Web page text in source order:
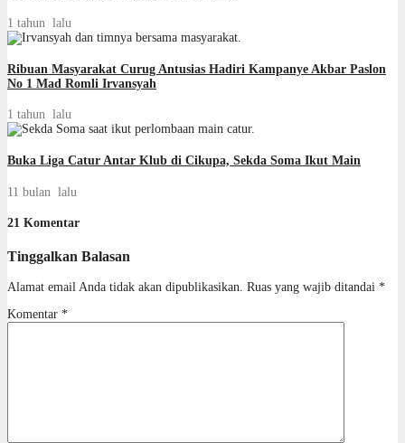
1 tahun lalu
Ribuan Masyarakat Curug Antusias Hadiri Kampanye Akbar Paslon
No 1 Mad Romli Irvansyah
1 tahun lalu
Buka Liga Catur Antar Klub di Cikupa, Sekda Soma Ikut Main
11 bulan lalu
21 Komentar
Tinggalkan Balasan
Alamat email Anda tidak akan dipublikasikan. Ruas yang wajib ditandai *
Komentar *